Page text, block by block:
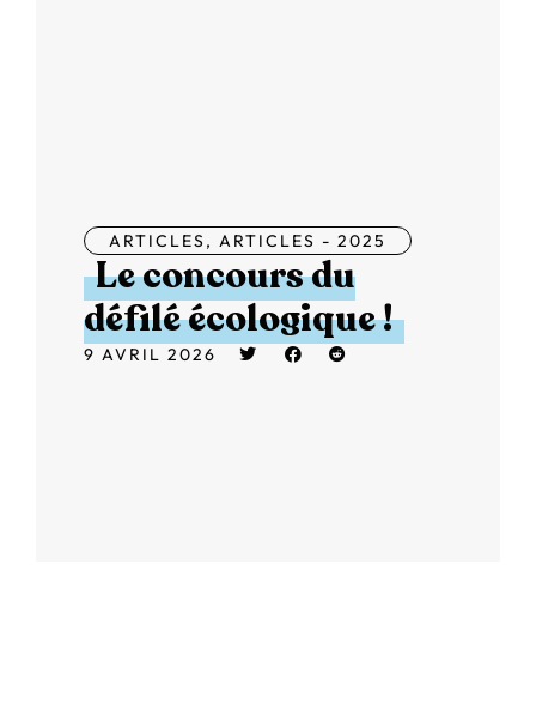
ARTICLES, ARTICLES - 2025
Le concours du
défilé écologique !
9 AVRIL 2026